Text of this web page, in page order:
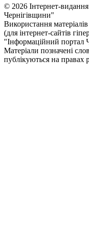
© 2026 Інтернет-
Чернiгiвщини"
Використання
(для інтернет-сайтів
"Інформаційний
Матеріали позначені
публікуються на правах